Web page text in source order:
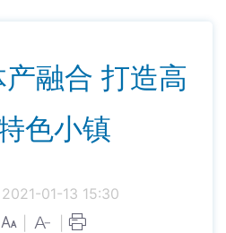
融合 打造高
色小镇
2021-01-13 15:30